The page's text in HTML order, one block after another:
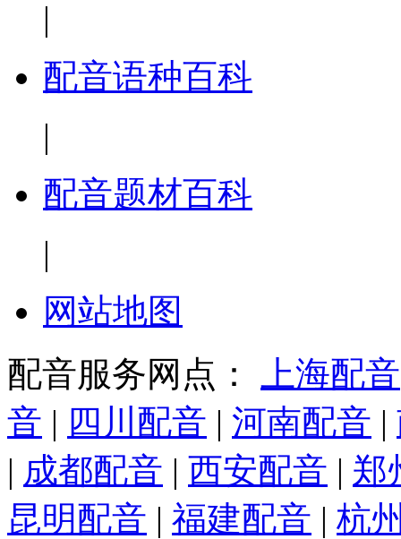
|
配音语种百科
|
配音题材百科
|
网站地图
配音服务网点：
上海配音
音 | 四川配音 | 河南配音 |
| 成都配音 | 西安配音 | 郑
昆明配音 | 福建配音 | 杭